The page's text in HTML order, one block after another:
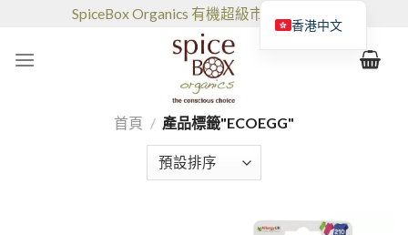
SpiceBox Organics 有機超級市場和咖啡館
首頁 / 產品標籤"ECOEGG"
香港中文